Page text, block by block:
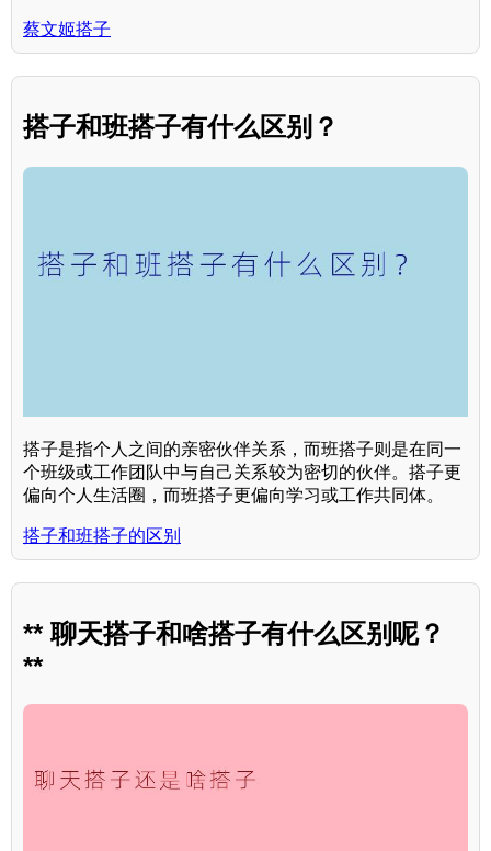
蔡文姬搭子
搭子和班搭子有什么区别？
搭子是指个人之间的亲密伙伴关系，而班搭子则是在同一
个班级或工作团队中与自己关系较为密切的伙伴。搭子更
偏向个人生活圈，而班搭子更偏向学习或工作共同体。
搭子和班搭子的区别
** 聊天搭子和啥搭子有什么区别呢？
**